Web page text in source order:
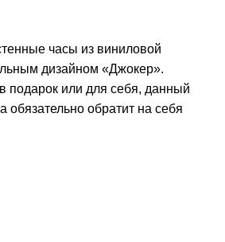
часы из виниловой
дизайном «Джокер».
подарок или для себя, данный
обязательно обратит на себя